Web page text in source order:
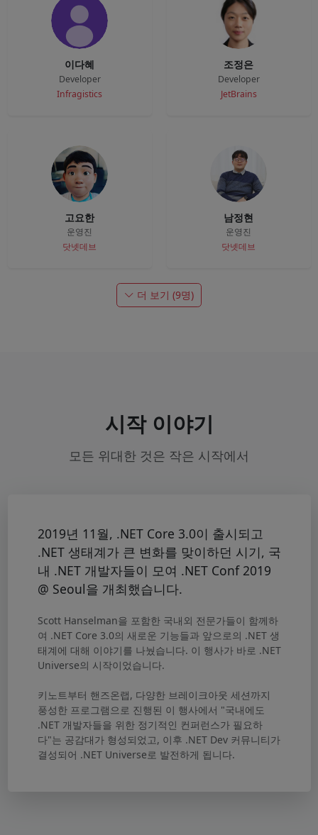
이다혜
Developer
Infragistics
조정은
Developer
JetBrains
고요한
운영진
닷넷데브
남정현
운영진
닷넷데브
더 보기 (9명)
시작 이야기
모든 위대한 것은 작은 시작에서
2019년 11월, .NET Core 3.0이 출시되고
.NET 생태계가 큰 변화를 맞이하던 시기, 국
내 .NET 개발자들이 모여 .NET Conf 2019
@ Seoul을 개최했습니다.
Scott Hanselman을 포함한 국내외 전문가들이 함께하
여 .NET Core 3.0의 새로운 기능들과 앞으로의 .NET 생
태계에 대해 이야기를 나눴습니다. 이 행사가 바로 .NET
Universe의 시작이었습니다.
키노트부터 핸즈온랩, 다양한 브레이크아웃 세션까지
풍성한 프로그램으로 진행된 이 행사에서 "국내에도
.NET 개발자들을 위한 정기적인 컨퍼런스가 필요하
다"는 공감대가 형성되었고, 이후 .NET Dev 커뮤니티가
결성되어 .NET Universe로 발전하게 됩니다.